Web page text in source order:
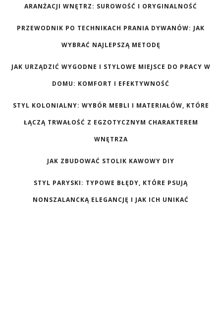
ARANŻACJI WNĘTRZ: SUROWOŚĆ I ORYGINALNOŚĆ
PRZEWODNIK PO TECHNIKACH PRANIA DYWANÓW: JAK
WYBRAĆ NAJLEPSZĄ METODĘ
JAK URZĄDZIĆ WYGODNE I STYLOWE MIEJSCE DO PRACY W
DOMU: KOMFORT I EFEKTYWNOŚĆ
STYL KOLONIALNY: WYBÓR MEBLI I MATERIAŁÓW, KTÓRE
ŁĄCZĄ TRWAŁOŚĆ Z EGZOTYCZNYM CHARAKTEREM
WNĘTRZA
JAK ZBUDOWAĆ STOLIK KAWOWY DIY
STYL PARYSKI: TYPOWE BŁĘDY, KTÓRE PSUJĄ
NONSZALANCKĄ ELEGANCJĘ I JAK ICH UNIKAĆ